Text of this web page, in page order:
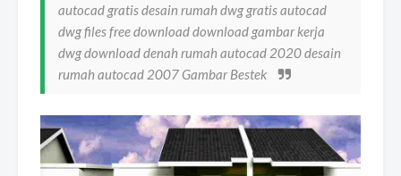
autocad gratis desain rumah dwg gratis autocad
dwg files free download download gambar kerja
dwg download denah rumah autocad 2020 desain
rumah autocad 2007 Gambar Bestek